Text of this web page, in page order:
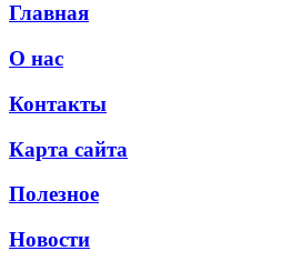
Главная
О нас
Контакты
Карта сайта
Полезное
Новости